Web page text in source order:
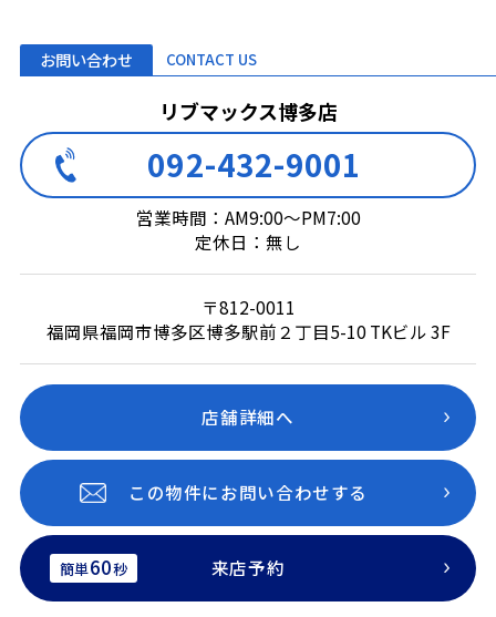
お問い合わせ CONTACT US
リブマックス博多店
092-432-9001
営業時間：AM9:00～PM7:00
定休日：無し
〒812-0011
福岡県福岡市博多区博多駅前２丁目5-10 TKビル 3F
店舗詳細へ
この物件にお問い合わせする
簡単60秒 来店予約